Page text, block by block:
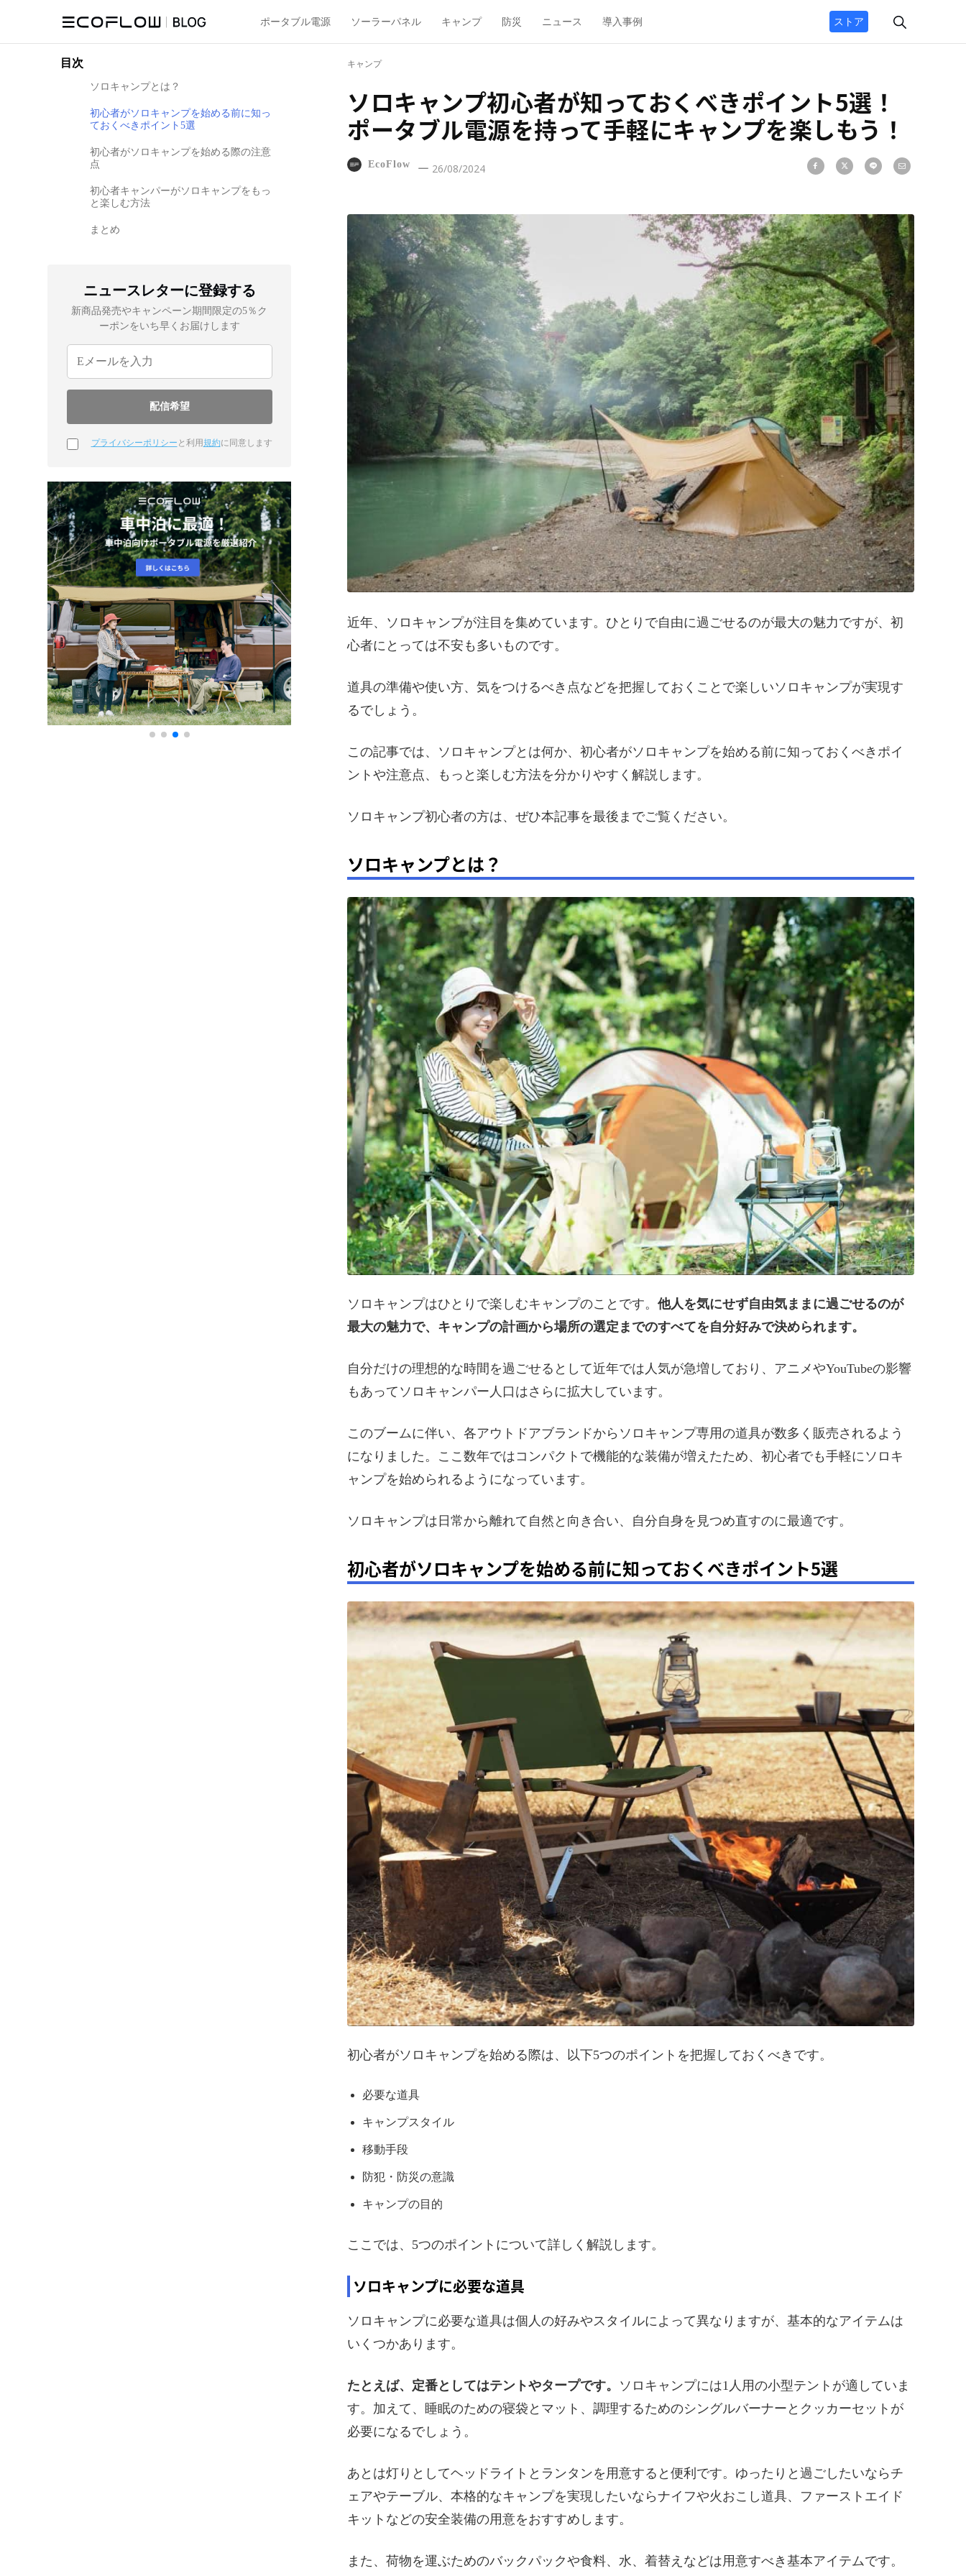
ポータブル電源 ソーラーパネル キャンプ 防災 ニュース 導入事例 ストア
目次
ソロキャンプとは？
初心者がソロキャンプを始める前に知っ
ておくべきポイント5選
初心者がソロキャンプを始める際の注意
点
初心者キャンパーがソロキャンプをもっ
と楽しむ方法
まとめ
ニュースレターに登録する
新商品発売やキャンペーン期間限定の5％ク
ーポンをいち早くお届けします
プライバシーポリシー と利用規約に同意します
キャンプ
ソロキャンプ初心者が知っておくべきポイント5選！
ポータブル電源を持って手軽にキャンプを楽しもう！
EcoFlow 26/08/2024
近年、ソロキャンプが注目を集めています。ひとりで自由に過ごせるのが最大の魅力ですが、初
心者にとっては不安も多いものです。
道具の準備や使い方、気をつけるべき点などを把握しておくことで楽しいソロキャンプが実現す
るでしょう。
この記事では、ソロキャンプとは何か、初心者がソロキャンプを始める前に知っておくべきポイ
ントや注意点、もっと楽しむ方法を分かりやすく解説します。
ソロキャンプ初心者の方は、ぜひ本記事を最後までご覧ください。
ソロキャンプとは？
ソロキャンプはひとりで楽しむキャンプのことです。他人を気にせず自由気ままに過ごせるのが
最大の魅力で、キャンプの計画から場所の選定までのすべてを自分好みで決められます。
自分だけの理想的な時間を過ごせるとして近年では人気が急増しており、アニメやYouTubeの影響
もあってソロキャンパー人口はさらに拡大しています。
このブームに伴い、各アウトドアブランドからソロキャンプ専用の道具が数多く販売されるよう
になりました。ここ数年ではコンパクトで機能的な装備が増えたため、初心者でも手軽にソロキ
ャンプを始められるようになっています。
ソロキャンプは日常から離れて自然と向き合い、自分自身を見つめ直すのに最適です。
初心者がソロキャンプを始める前に知っておくべきポイント5選
初心者がソロキャンプを始める際は、以下5つのポイントを把握しておくべきです。
必要な道具
キャンプスタイル
移動手段
防犯・防災の意識
キャンプの目的
ここでは、5つのポイントについて詳しく解説します。
ソロキャンプに必要な道具
ソロキャンプに必要な道具は個人の好みやスタイルによって異なりますが、基本的なアイテムは
いくつかあります。
たとえば、定番としてはテントやタープです。 ソロキャンプには1人用の小型テントが適していま
す。加えて、睡眠のための寝袋とマット、調理するためのシングルバーナーとクッカーセットが
必要になるでしょう。
あとは灯りとしてヘッドライトとランタンを用意すると便利です。ゆったりと過ごしたいならチ
ェアやテーブル、本格的なキャンプを実現したいならナイフや火おこし道具、ファーストエイド
キットなどの安全装備の用意をおすすめします。
また、荷物を運ぶためのバックパックや食料、水、着替えなどは用意すべき基本アイテムです。